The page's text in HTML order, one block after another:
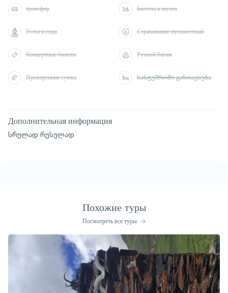
Дополнительная информация
სრულად რუსულად
трансфер Билеты в музеи
Услуги гида Страхование путешествий
Концертные билеты Ручной багаж
Проверенная сумка სასტუმროში განთავსება
Похожие туры
Посмотреть все туры